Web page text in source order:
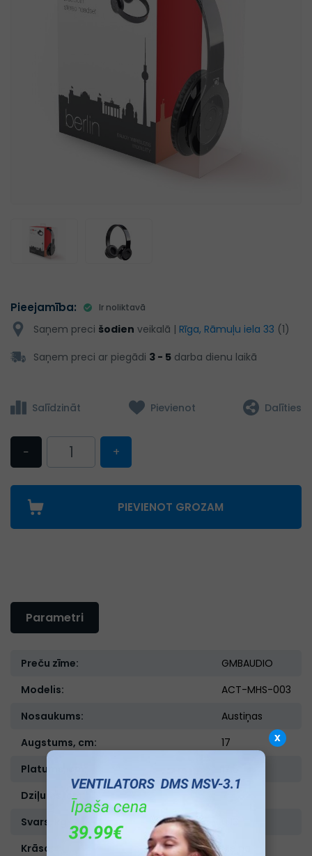
Pieejamība: Ir noliktavā
Saņem preci šodien veikalā | Rīga, Rāmuļu iela 33 (1)
Saņem preci ar piegādi 3 - 5 darba dienu laikā
Salīdzināt Pievienot Dalīties
− +
PIEVIENOT GROZAM
Parametri
Preču zīme:
GMBAUDIO
Modelis:
ACT-MHS-003
Nosaukums:
Austiņas
Augstums, cm:
17
Platums, cm:
Dziļums, cm:
Svars, kg:
Krāsa:
x